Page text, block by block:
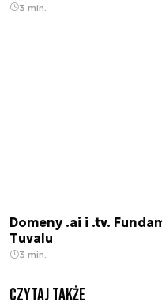
3 min.
Domeny .ai i .tv.
Tuvalu
3 min.
Czytaj także